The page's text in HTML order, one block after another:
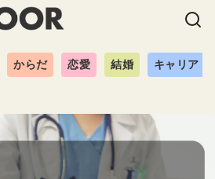
からだ 恋愛 結婚 キャリア